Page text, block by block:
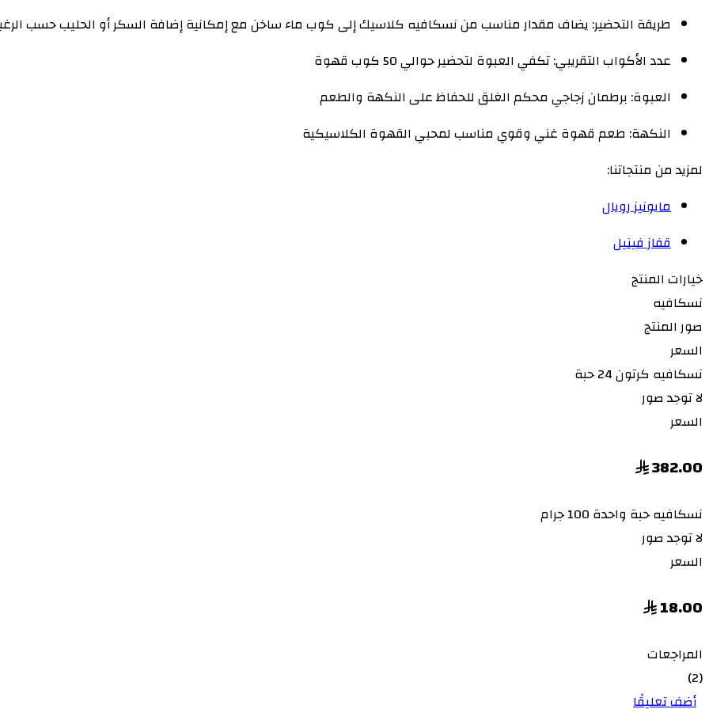
طريقة التحضير: يضاف مقدار مناسب من نسكافيه كلاسيك إلى كوب ماء ساخن مع إمكانية إضافة السكر أو الحليب حسب
عدد الأكواب التقريبي: تكفي العبوة لتحضير حوالي 50 كوب قهوة
العبوة: برطمان زجاجي محكم الغلق للحفاظ على النكهة والطعم
النكهة: طعم قهوة غني وقوي مناسب لمحبي القهوة الكلاسيكية
لمزيد من منتجاتنا:
مايونيز رويال
قفاز فينيل
خيارات المنتج
نسكافيه
صور المنتج
السعر
نسكافيه كرتون 24 حبة
لا توجد صور
السعر
382.00
نسكافيهحبة واحدة 100 جرام
لا توجد صور
السعر
18.00
المراجعات
(2)
أضف تعليقًا